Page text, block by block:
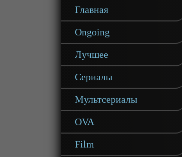
Главная
Ongoing
Лучшее
Сериалы
Мультсериалы
OVA
Film